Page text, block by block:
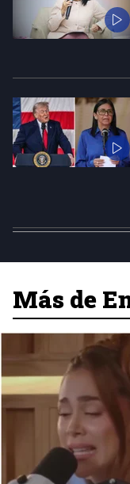
Más de